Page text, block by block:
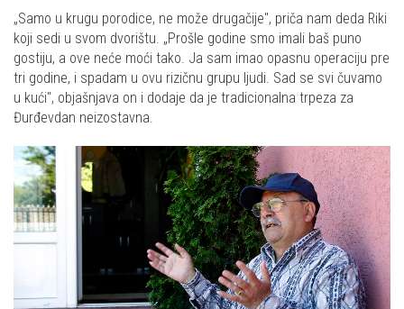
„Samo u krugu porodice, ne može drugačije", priča nam deda Riki
koji sedi u svom dvorištu. „Prošle godine smo imali baš puno
gostiju, a ove neće moći tako. Ja sam imao opasnu operaciju pre
tri godine, i spadam u ovu rizičnu grupu ljudi. Sad se svi čuvamo
u kući", objašnjava on i dodaje da je tradicionalna trpeza za
Đurđevdan neizostavna.